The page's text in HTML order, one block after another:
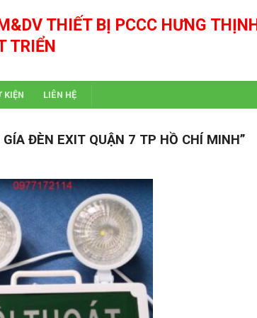
THIẾT BỊ PCCC HƯNG THỊNH
TRIỂN
KIỆN LIÊN HỆ
GÍA ĐÈN EXIT QUẬN 7 TP HỒ CHÍ MINH”